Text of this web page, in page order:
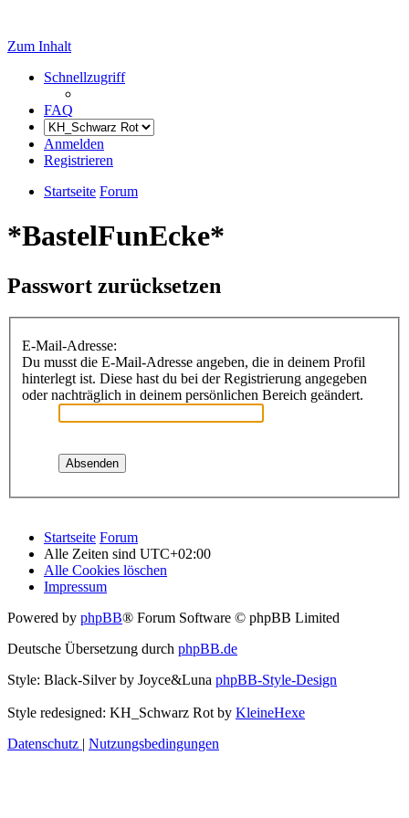
Zum Inhalt
Schnellzugriff
FAQ
Anmelden
Registrieren
Startseite Forum
*BastelFunEcke*
Passwort zurücksetzen
E-Mail-Adresse:
Du musst die E-Mail-Adresse angeben, die in deinem Profil
hinterlegt ist. Diese hast du bei der Registrierung angegeben
oder nachträglich in deinem persönlichen Bereich geändert.
Startseite Forum
Alle Zeiten sind UTC+02:00
Alle Cookies löschen
Impressum
Powered by phpBB® Forum Software © phpBB Limited
Deutsche Übersetzung durch phpBB.de
Style: Black-Silver by Joyce&Luna phpBB-Style-Design
Style redesigned: KH_Schwarz Rot by KleineHexe
Datenschutz | Nutzungsbedingungen